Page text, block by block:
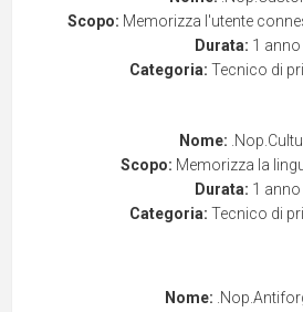
Scopo: Memorizza l'utente
Durata: 1 anno
Categoria: Tecnico di
Nome:
Scopo: Memorizza la
Durata: 1 anno
Categoria: Tecnico di
Nome: